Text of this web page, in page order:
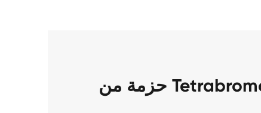
حزمة من Tetrabromobisphenol أ مكرر (ثنائي